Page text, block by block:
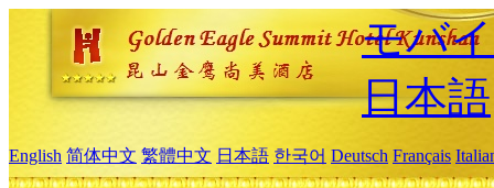
モバ
日本語
English 简体中文 繁體中文 日本語 한국어 Deutsch Français